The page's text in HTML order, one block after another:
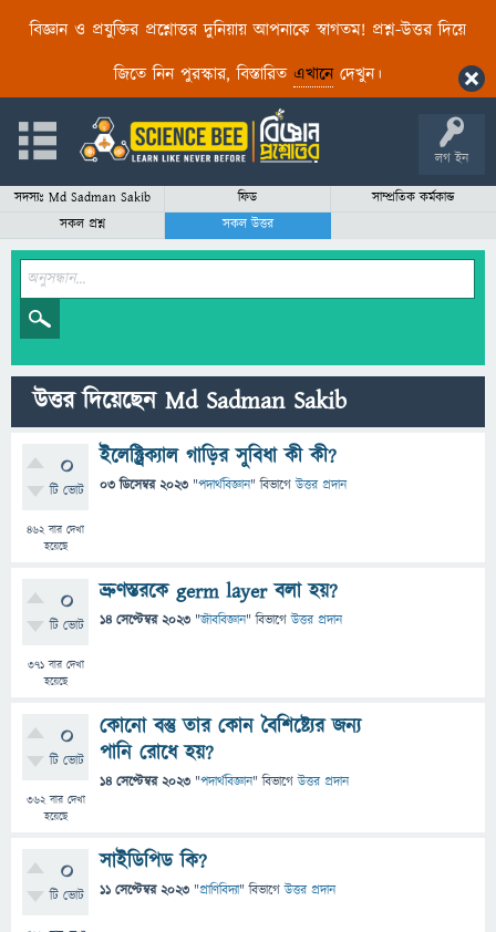
বিজ্ঞান ও প্রযুক্তির প্রশ্নোত্তর দুনিয়ায় আপনাকে স্বাগতম! প্রশ্ন-উত্তর দিয়ে
জিতে নিন পুরস্কার, বিস্তারিত এখানেদেখুন।
লগ ইন
সদস্যঃ Md Sadman Sakib ফিড
সাম্প্রতিক কর্মকান্ড
সকল প্রশ্ন
সকল উত্তর
উত্তর দিয়েছেন Md Sadman Sakib
0
টি ভোট
462বার দেখা
হয়েছে
ইলেক্ট্রিক্যাল গাড়ির সুবিধা কী কী?
03 ডিসেম্বর 2023 "পদার্থবিজ্ঞান" বিভাগে উত্তর প্রদান
0
টি ভোট
371বার দেখা
হয়েছে
ভ্রুণস্তরকে germ layer বলা হয়?
14 সেপ্টেম্বর 2023 "জীববিজ্ঞান" বিভাগে উত্তর প্রদান
0
টি ভোট
362বার দেখা
হয়েছে
কোনো বস্তু তার কোন বৈশিষ্ট্যের জন্য
পানি রোধে হয়?
14 সেপ্টেম্বর 2023 "পদার্থবিজ্ঞান" বিভাগে উত্তর প্রদান
0
টি ভোট
সাইডিপিড কি?
11 সেপ্টেম্বর 2023 "প্রাণিবিদ্যা" বিভাগে উত্তর প্রদান